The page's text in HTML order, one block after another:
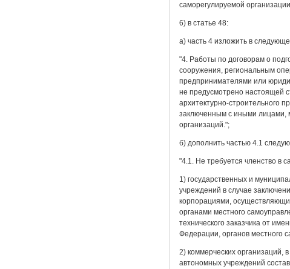
саморегулируемой
6) в статье 48:
а) часть 4 изложить в
"4. Работы по договорам о
сооружения, региональным
предпринимателями или
не предусмотрено настоящей
архитектурно-строительного
заключенным с иными лицами,
организаций.";
б) дополнить частью 4.1
"4.1. Не требуется членство в
1) государственных и
учреждений в случае
корпорациями,
органами местного
технического заказчика от
Федерации, органов местного
2) коммерческих организаций,
автономных учреждений